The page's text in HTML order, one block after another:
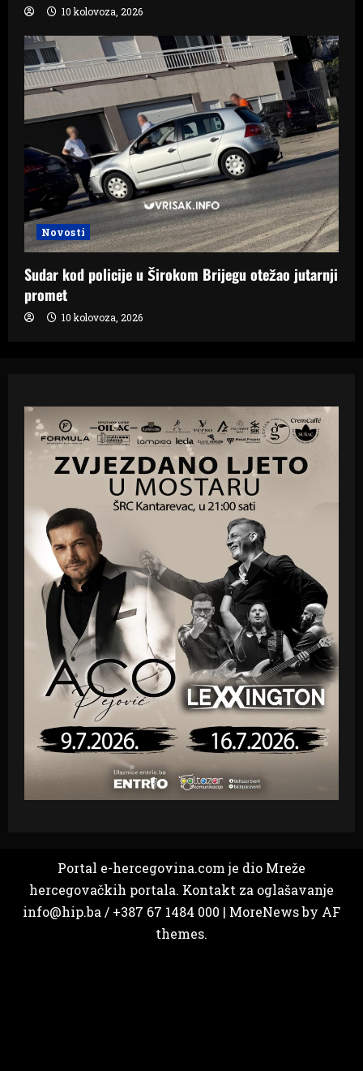
10 kolovoza, 2026
Novosti
Sudar kod policije u Širokom Brijegu otežao jutarnji
promet
10 kolovoza, 2026
Portal e-hercegovina.com je dio Mreže
hercegovačkih portala. Kontakt za oglašavanje
info@hip.ba / +387 67 1484 000 | MoreNewsby AF
themes.